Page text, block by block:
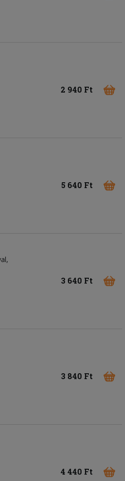
2 940 Ft
5 640 Ft
3 640 Ft
3 840 Ft
4 440 Ft